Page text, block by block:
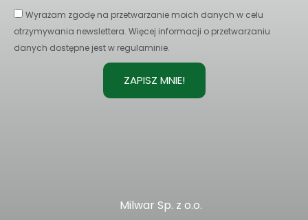
Wyrażam zgodę na przetwarzanie moich danych w celu
otrzymywania newslettera. Więcej informacji o przetwarzaniu
danych dostępne jest w regulaminie.
ZAPISZ MNIE!
Milwar Sp. z o.o.